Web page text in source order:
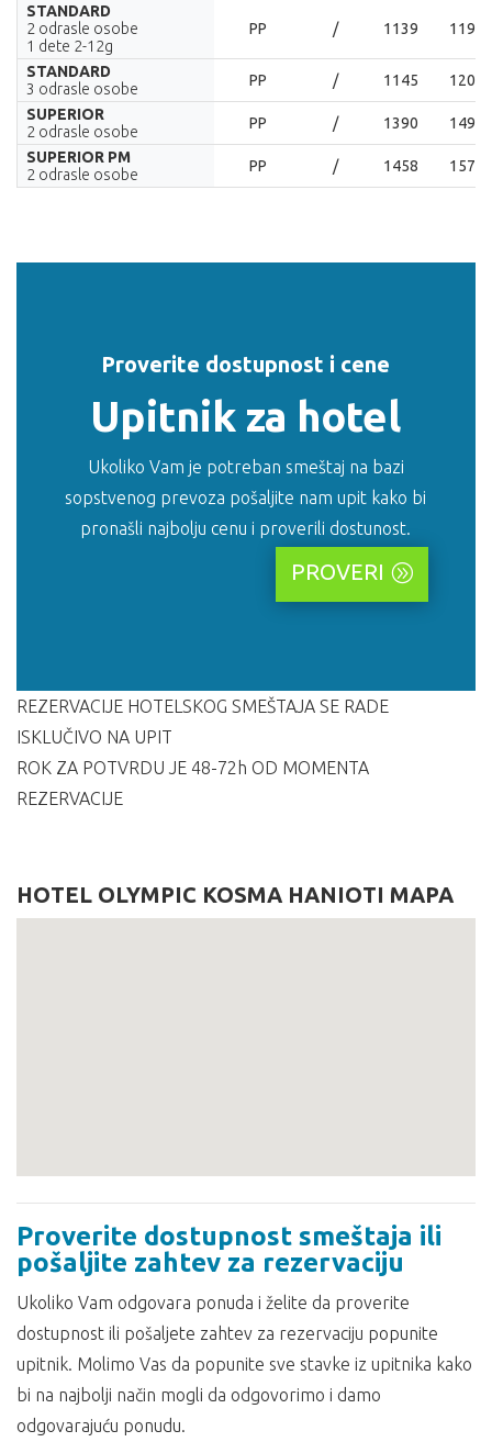
STANDARD
2 odrasle osobe
1 dete 2-12g
PP / 1139 1199
STANDARD
3 odrasle osobe
PP / 1145
1205
SUPERIOR
2 odrasle osobe
PP / 1390
1498
SUPERIOR PM
2 odrasle osobe
PP / 1458 1570
Proverite dostupnost i cene
Upitnik za hotel
Ukoliko Vam je potreban smeštaj na bazi
sopstvenog prevoza pošaljite nam upit kako bi
pronašli najbolju cenu i proverili dostunost.
PROVERI
REZERVACIJE HOTELSKOG SMEŠTAJA SE RADE
ISKLUČIVO NA UPIT
ROK ZA POTVRDU JE 48-72h OD MOMENTA
REZERVACIJE
HOTEL OLYMPIC KOSMA HANIOTI MAPA
Proverite dostupnost smeštaja ili
pošaljite zahtev za rezervaciju
Ukoliko Vam odgovara ponuda i želite da proverite
dostupnost ili pošaljete zahtev za rezervaciju popunite
upitnik. Molimo Vas da popunite sve stavke iz upitnika kako
bi na najbolji način mogli da odgovorimo i damo
odgovarajuću ponudu.